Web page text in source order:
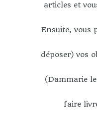
articles et
Ensuite, vous
déposer) vos
(Dammarie
faire